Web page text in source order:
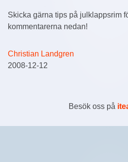
Skicka gärna tips på julklappsrim
kommentarerna nedan!
Christian Landgren
2008-12-12
Besök oss på